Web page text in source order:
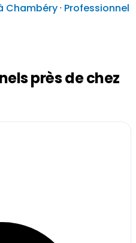
Chambéry· Professionnel
près de chez